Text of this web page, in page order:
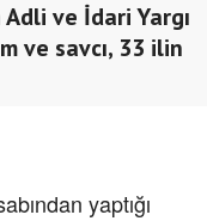
ve İdari Yargı
ve savcı, 33 ilin
yaptığı